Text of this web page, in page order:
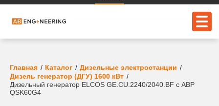
О компании
Клиентам
Главная Каталог
Дизельные электростанции
Дизель генератор (ДГУ) 1600 кВт
Дизельный генератор ELCOS GE.CU.2240/2040.BF с АВР
QSK60G4